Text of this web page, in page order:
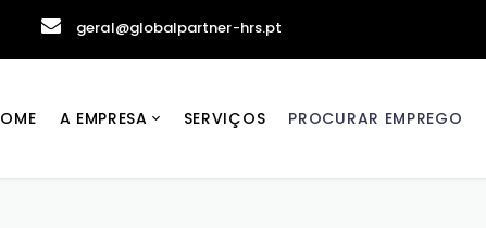
geral@globalpartner-hrs.pt
A EMPRESA SERVIÇOS PROCURAR EMPREGO